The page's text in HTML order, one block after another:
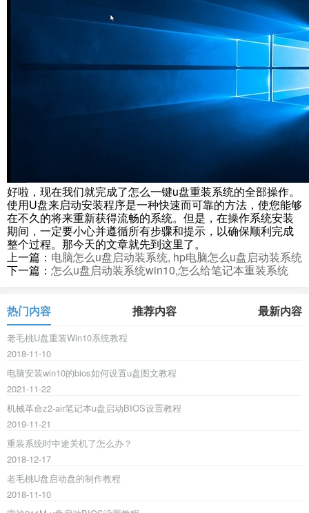
好啦，现在我们就完成了怎么一键u盘重装系统的全部操作。
使用U盘来启动安装程序是一种快速而可靠的方法，使您能够
在不久的将来重新获得流畅的系统。但是，在操作系统安装
期间，一定要小心并遵循所有步骤和提示，以确保顺利完成
整个过程。那今天的文章就先到这里了。
上一篇： 电脑怎么u盘启动装系统, hp电脑怎么u盘启动装系统
下一篇： 怎么u盘启动装系统win10,怎么给笔记本重装系统
热门内容 推荐内容 最新内容
老毛桃U盘重装Win10系统教程
2018-11-10
电脑安装win10的bios如何设置u盘图文教程
2021-11-22
机械革命z2-air笔记本u盘启动BIOS设置教程
2019-11-21
重装系统时中途关机了怎么办？
2018-12-17
老毛桃U盘启动盘的制作教程
2018-11-10